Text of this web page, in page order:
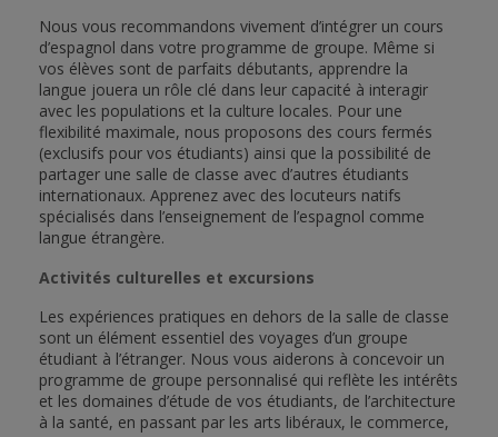
Nous vous recommandons vivement d’intégrer un cours
d’espagnol dans votre programme de groupe. Même si
vos élèves sont de parfaits débutants, apprendre la
langue jouera un rôle clé dans leur capacité à interagir
avec les populations et la culture locales. Pour une
flexibilité maximale, nous proposons des cours fermés
(exclusifs pour vos étudiants) ainsi que la possibilité de
partager une salle de classe avec d’autres étudiants
internationaux. Apprenez avec des locuteurs natifs
spécialisés dans l’enseignement de l’espagnol comme
langue étrangère.
Activités culturelles et excursions
Les expériences pratiques en dehors de la salle de classe
sont un élément essentiel des voyages d’un groupe
étudiant à l’étranger. Nous vous aiderons à concevoir un
programme de groupe personnalisé qui reflète les intérêts
et les domaines d’étude de vos étudiants, de l’architecture
à la santé, en passant par les arts libéraux, le commerce,